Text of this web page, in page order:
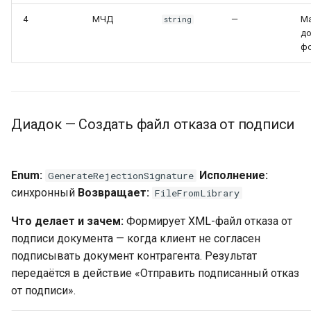
4 МЧД string —
Диадок — Создать файл отказа от подписи
Enum: GenerateRejectionSignature
Исполнение:
синхронный Возвращает: FileFromLibrary
Что делает и зачем: Формирует XML-файл отказа от
подписи документа — когда клиент не согласен
подписывать документ контрагента. Результат
передаётся в действие «Отправить подписанный отказ
от подписи».